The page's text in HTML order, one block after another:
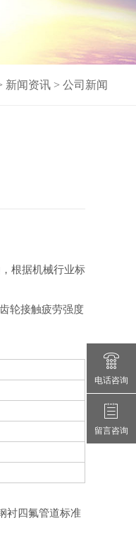
新闻资讯> 公司新闻
根据机械行业标
轮接触疲劳强度
衬四氟管道标准
电话咨询
留言咨询